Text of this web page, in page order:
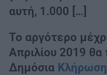
αυτή, 1.000 […]
Το αργότερο
Απριλίου 2019
Δημόσια Κλήρωση